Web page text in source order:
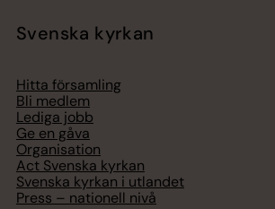
Svenska kyrkan
Hitta församling
Bli medlem
Lediga jobb
Ge en gåva
Organisation
Act Svenska kyrkan
Svenska kyrkan i utlandet
Press – nationell nivå